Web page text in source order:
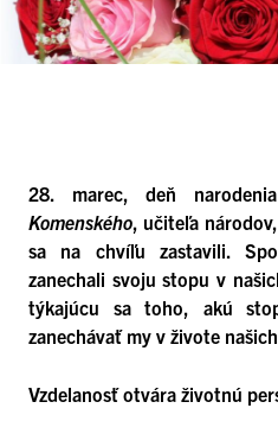
28. marec, deň
Komenského, učiteľa
sa na chvíľu zastavili.
zanechali svoju stopu v
týkajúcu sa toho, akú
zanechávať my v živote
Vzdelanosť otvára životnú